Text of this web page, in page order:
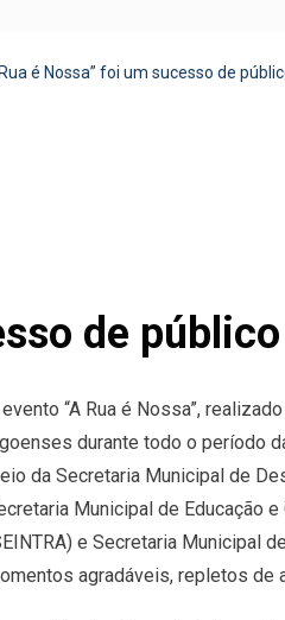
é Nossa” foi um sucesso de
de
evento “A Rua é Nossa”,
durante todo o período
da Secretaria Municipal de
Municipal de Educação
e Secretaria Municipal
agradáveis, repletos de